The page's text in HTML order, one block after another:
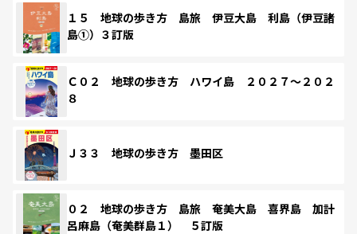
１５ 地球の歩き方 島旅 伊豆大島 利島（伊豆諸
島①）３訂版
Ｃ０２ 地球の歩き方 ハワイ島 ２０２７～２０２
８
Ｊ３３ 地球の歩き方 墨田区
０２ 地球の歩き方 島旅 奄美大島 喜界島 加計
呂麻島（奄美群島１） ５訂版